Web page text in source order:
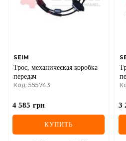
SEIM
Трос, механическая коробка
передач
Код: 555743
4 585 грн
КУПИТЬ
3